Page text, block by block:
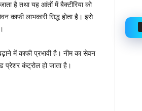
है तथा यह आंतों में बैक्टीरिया को
काफी लाभकारी सिद्ध होता है। इसे
में काफी प्रभावी है। नीम का सेवन
प्रेशर कंट्रोल हो जाता है।